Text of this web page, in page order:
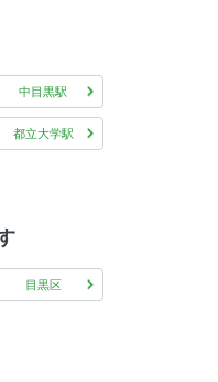
中目黒駅
都立大学駅
目黒区